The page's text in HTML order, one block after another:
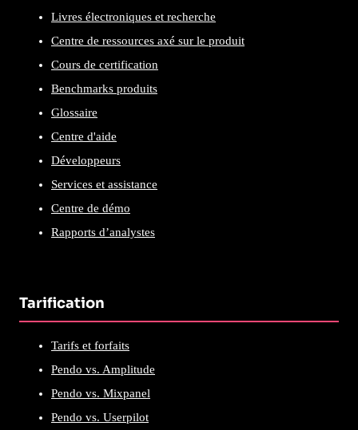
Livres électroniques et recherche
Centre de ressources axé sur le produit
Cours de certification
Benchmarks produits
Glossaire
Centre d'aide
Développeurs
Services et assistance
Centre de démo
Rapports d’analystes
Tarification
Tarifs et forfaits
Pendo vs. Amplitude
Pendo vs. Mixpanel
Pendo vs. Userpilot